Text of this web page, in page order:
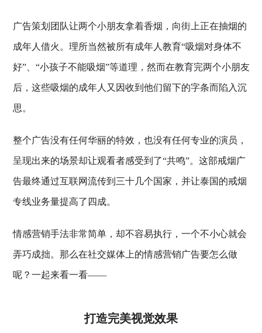
广告策划团队让两个小朋友拿着香烟，向街上正在抽烟的
成年人借火。理所当然被所有成年人教育“吸烟对身体不
好”、“小孩子不能吸烟”等道理，然而在教育完两个小朋友
后，这些吸烟的成年人又因收到他们留下的字条而陷入沉
思。
整个广告没有任何华丽的特效，也没有任何专业的演员，
呈现出来的场景却让观看者感受到了“共鸣”。这部戒烟广
告最终通过互联网流传到三十几个国家，并让泰国的戒烟
专线业务量提高了四成。
情感营销手法非常简单，却不容易执行，一个不小心就会
弄巧成拙。那么在社交媒体上的情感营销广告要怎么做
呢？一起来看一看——
打造完美视觉效果